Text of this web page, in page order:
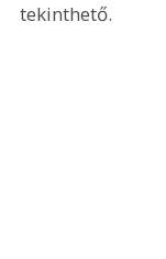
tekinthető.